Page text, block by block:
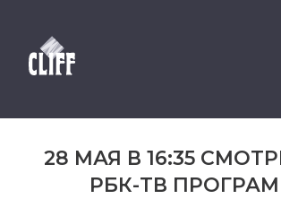
28 МАЯ В 16:35
РБК-ТВ